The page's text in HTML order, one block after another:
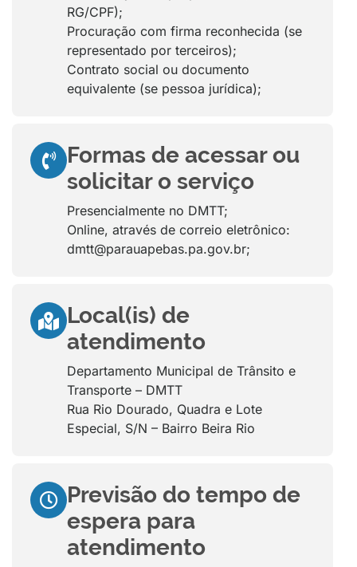
RG/CPF);
Procuração com firma reconhecida (se
representado por terceiros);
Contrato social ou documento
equivalente (se pessoa jurídica);
Formas de acessar ou
solicitar o serviço
Presencialmente no DMTT;
Online, através de correio eletrônico:
dmtt@parauapebas.pa.gov.br;
Local(is) de
atendimento
Departamento Municipal de Trânsito e
Transporte – DMTT
Rua Rio Dourado, Quadra e Lote
Especial, S/N – Bairro Beira Rio
Previsão do tempo de
espera para
atendimento